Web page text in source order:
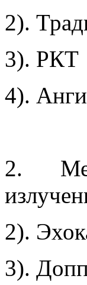
2).
3). РКТ
4).
2.
2).
3).